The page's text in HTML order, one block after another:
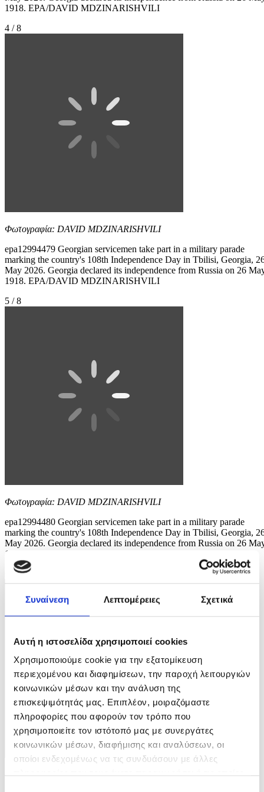
Συναίνεση Λεπτομέρειες Σχετικά
Αυτή η ιστοσελίδα χρησιμοποιεί cookies
Χρησιμοποιούμε cookie για την εξατομίκευση
περιεχομένου και διαφημίσεων, την παροχή λειτουργιών
κοινωνικών μέσων και την ανάλυση της
επισκεψιμότητάς μας. Επιπλέον, μοιραζόμαστε
πληροφορίες που αφορούν τον τρόπο που
χρησιμοποιείτε τον ιστότοπό μας με συνεργάτες
κοινωνικών μέσων, διαφήμισης και αναλύσεων, οι
οποίοι ενδεχομένως να τις συνδυάσουν με άλλες
1918. EPA/DAVID MDZINARISHVILI
4 / 8
Φωτογραφία: DAVID MDZINARISHVILI
epa12994479 Georgian servicemen take part in a military parade
marking the country's 108th Independence Day in Tbilisi, Georgia,
May 2026. Georgia declared its independence from Russia on 26
1918. EPA/DAVID MDZINARISHVILI
5 / 8
Φωτογραφία: DAVID MDZINARISHVILI
epa12994480 Georgian servicemen take part in a military parade
marking the country's 108th Independence Day in Tbilisi, Georgia,
May 2026. Georgia declared its independence from Russia on 26
1918. EPA/DAVID MDZINARISHVILI
6 / 8
Φωτογραφία: DAVID MDZINARISHVILI